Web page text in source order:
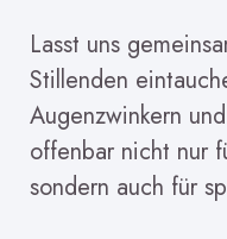
Lasst uns
Stillenden
Augenzwinkern
offenbar nicht nur
sondern auch für